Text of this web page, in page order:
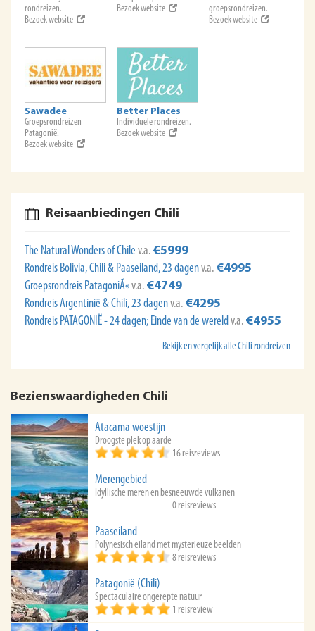
rondreizen.
Bezoek website
Bezoek website
groepsrondreizen.
Bezoek website
Sawadee
Groepsrondreizen
Patagonië.
Bezoek website
Better Places
Individuele rondreizen.
Bezoek website
Reisaanbiedingen Chili
The Natural Wonders of Chile v.a. €5999
Rondreis Bolivia, Chili & Paaseiland, 23 dagenv.a. €4995
Groepsrondreis PatagoniÃ«v.a. €4749
Rondreis Argentinië & Chili, 23 dagenv.a. €4295
Rondreis PATAGONIË - 24 dagen; Einde van de wereld v.a. €4955
Bekijk en vergelijk alle Chili rondreizen
Bezienswaardigheden Chili
Atacama woestijn
Droogste plek op aarde
16 reisreviews
Merengebied
Idyllische meren en besneeuwde vulkanen
0 reisreviews
Paaseiland
Polynesisch eiland met mysterieuze beelden
8 reisreviews
Patagonië (Chili)
Spectaculaire ongerepte natuur
1 reisreview